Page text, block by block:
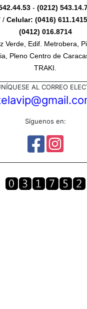
-(0212)
/ Celular: (0416) 611.1415
(0412) 016.8714
Verde, Edif. Metrobera,
Pleno Centro de
TRAKI.
AL CORREO
Síguenos en: